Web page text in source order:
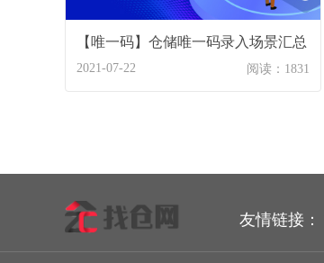
【唯一码】仓储唯一码录入场景汇总
2021-07-22 阅读：1831
友情链接：